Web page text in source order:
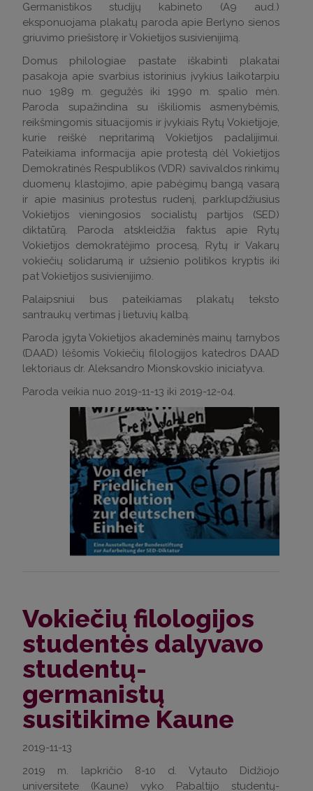
Germanistikos studijų kabineto (A9 aud.)
eksponuojama plakatų paroda apie Berlyno sienos
griuvimo priešistorę ir Vokietijos susivienijimą.
Domus philologiae pastate iškabinti plakatai
pasakoja apie svarbius istorinius įvykius laikotarpiu
nuo 1989 m. gegužės iki 1990 m. spalio mėn.
Paroda supažindina su iškiliomis asmenybėmis,
reikšmingomis situacijomis ir įvykiais Rytų Vokietijoje,
kurie reiškė nepritarimą Vokietijos padalijimui.
Pateikiama informacija apie protestą dėl Vokietijos
Demokratinės Respublikos (VDR) savivaldos rinkimų
duomenų klastojimo, apie pabėgimų bangą vasarą
ir apie masinius protestus rudenį, parklupdžiusius
Vokietijos vieningosios socialistų partijos (SED)
diktatūrą. Paroda atskleidžia faktus apie Rytų
Vokietijos demokratėjimo procesą, Rytų ir Vakarų
vokiečių solidarumą ir užsienio politikos kryptis iki
pat Vokietijos susivienijimo.
Palaipsniui bus pateikiamas plakatų teksto
santraukų vertimas į lietuvių kalbą.
Paroda įgyta Vokietijos akademinės mainų tarnybos
(DAAD) lėšomis Vokiečių filologijos katedros DAAD
lektoriaus dr. Aleksandro Mionskovskio iniciatyva.
Paroda veikia nuo 2019-11-13 iki 2019-12-04.
Vokiečių filologijos
studentės dalyvavo
studentų-
germanistų
susitikime Kaune
2019-11-13
2019 m. lapkričio 8-10 d. Vytauto Didžiojo
universitete (Kaune) vyko Pabaltijo studentų-